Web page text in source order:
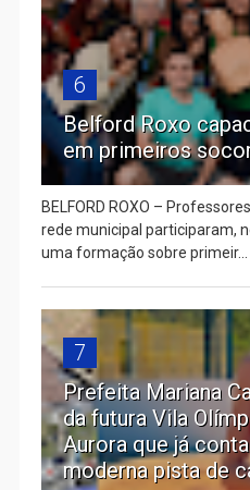
6
Belford Roxo
em primeiros
BELFORD ROXO –
rede municipal participaram,
uma formação sobre primeir...
7
Prefeita Mariana
da futura Vila
Aurora que já
moderna pista de